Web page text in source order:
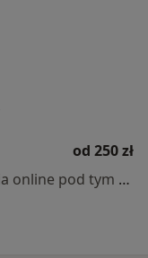
od 250 zł
Specjalista nie oferuje umawiania online pod tym adresem.